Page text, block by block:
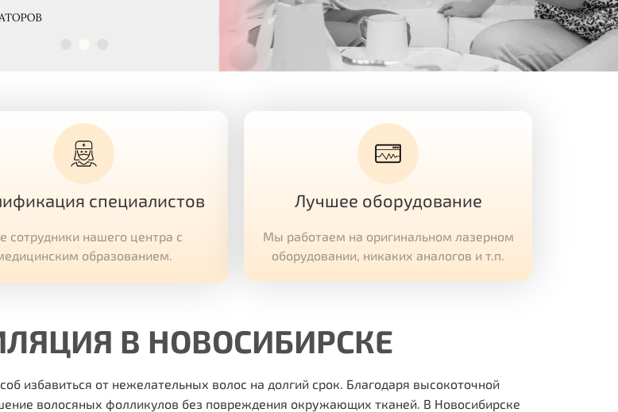
специалистов
сотрудники нашего центра с
образованием.
Лучшее оборудование
Мы работаем на оригинальном лазерном
оборудовании, никаких аналогов и т.п.
В НОВОСИБИРСКЕ
избавиться от нежелательных волос на долгий срок. Благодаря высокоточной
волосяных фолликулов без повреждения окружающих тканей. В Новосибирске